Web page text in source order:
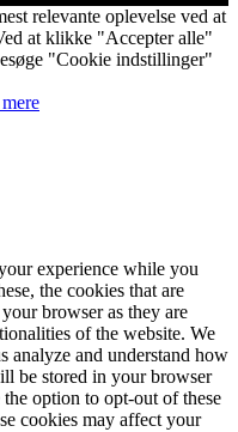
relevante oplevelse ved at
at klikke "Accepter alle"
"Cookie indstillinger"
experience while you
the cookies that are
browser as they are
of the website. We
analyze and understand how
be stored in your browser
option to opt-out of these
cookies may affect your